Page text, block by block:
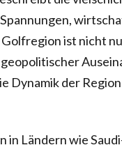
ist nicht
Dynamik der
Ländern wie